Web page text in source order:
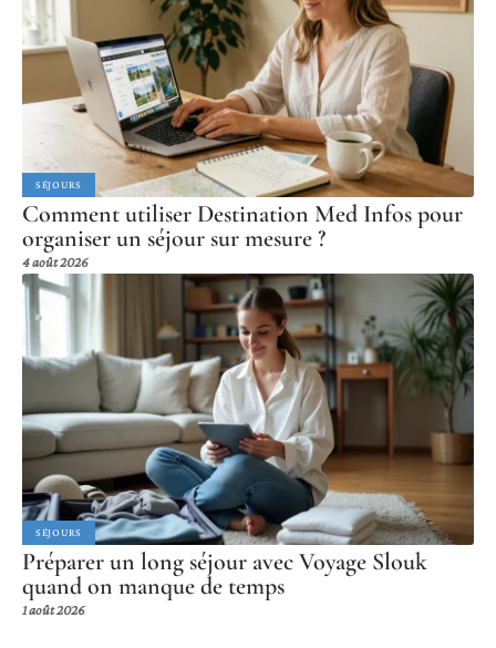
SÉJOURS
Comment utiliser Destination Med Infos pour
organiser un séjour sur mesure ?
4 août 2026
SÉJOURS
Préparer un long séjour avec Voyage Slouk
quand on manque de temps
1 août 2026